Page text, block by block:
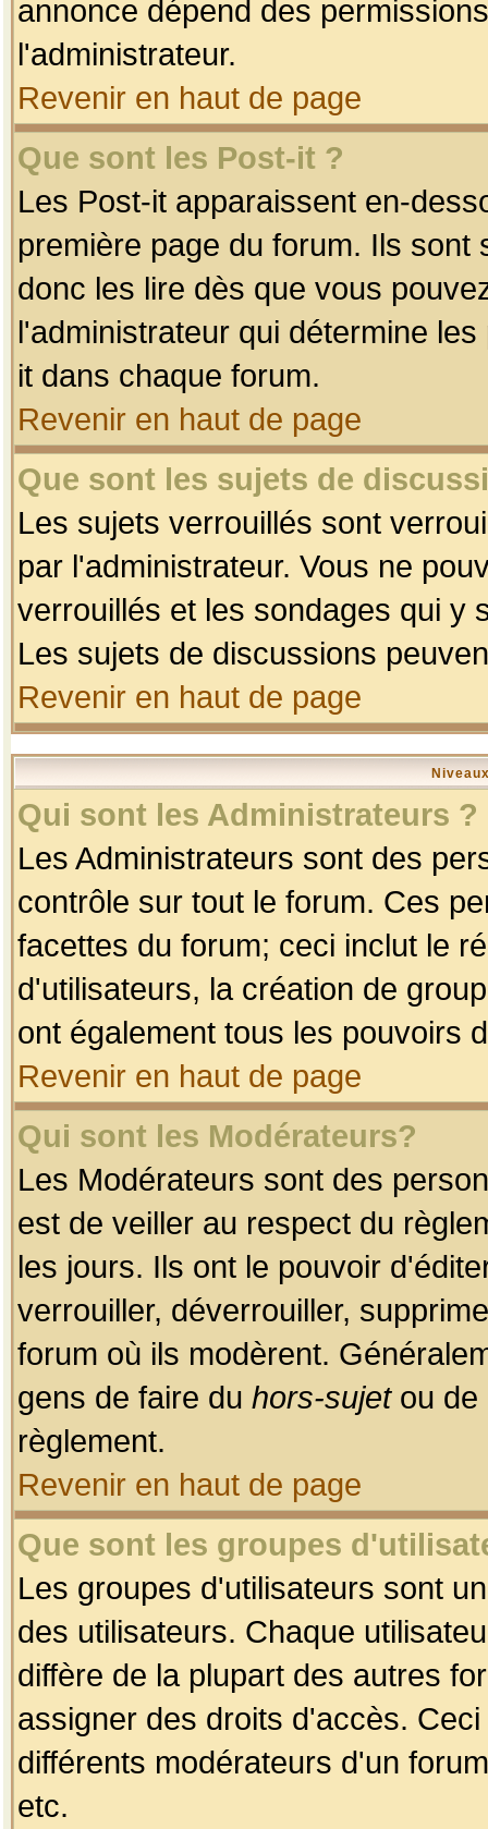
annonce dépend des
l'administrateur.
Revenir en haut de page
Que sont les Post-it ?
Les Post-it apparaissent en-
première page du forum. Ils
donc les lire dès que vous
l'administrateur qui détermine
it dans chaque forum.
Revenir en haut de page
Que sont les sujets de
Les sujets verrouillés sont
par l'administrateur. Vous ne
verrouillés et les sondages qui y
Les sujets de discussions
Revenir en haut de page
Qui sont les Administrateurs ?
Les Administrateurs sont des
contrôle sur tout le forum. Ces
facettes du forum; ceci inclut le
d'utilisateurs, la création de
ont également tous les pouvoirs
Revenir en haut de page
Qui sont les Modérateurs?
Les Modérateurs sont des
est de veiller au respect du
les jours. Ils ont le pouvoir
verrouiller, déverrouiller,
forum où ils modèrent.
gens de faire du hors-sujetou de
règlement.
Revenir en haut de page
Que sont les groupes
Les groupes d'utilisateurs sont
des utilisateurs. Chaque
diffère de la plupart des autres
assigner des droits d'accès.
différents modérateurs d'un
etc.